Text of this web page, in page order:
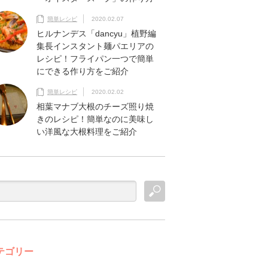
簡単レシピ 2020.02.07
ヒルナンデス「dancyu」植野編
集長インスタント麺パエリアの
レシピ！フライパン一つで簡単
にできる作り方をご紹介
簡単レシピ 2020.02.02
相葉マナブ大根のチーズ照り焼
きのレシピ！簡単なのに美味し
い洋風な大根料理をご紹介
ゴリー